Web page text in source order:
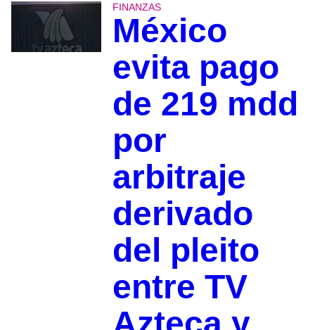
FINANZAS
México
evita pago
de 219 mdd
por
arbitraje
derivado
del pleito
entre TV